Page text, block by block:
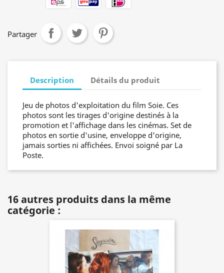
Partager
Description Détails du produit
Jeu de photos d'exploitation du film Soie. Ces
photos sont les tirages d'origine destinés à la
promotion et l'affichage dans les cinémas. Set de
photos en sortie d'usine, enveloppe d'origine,
jamais sorties ni affichées. Envoi soigné par La
Poste.
16 autres produits dans la même
catégorie :